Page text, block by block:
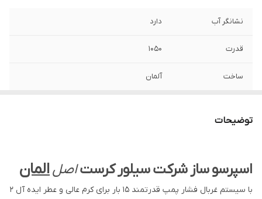
نشانگر آب دارد
قدرت ۱۰۵۰
ساخت آلمان
توضیحات
اسپرسوسازشرکتسیلورکرستاصلالمان
با سیستم غربال فشار پمپ قدرتمند 15 بار برای کرم عالی و عطر ایده آل 2